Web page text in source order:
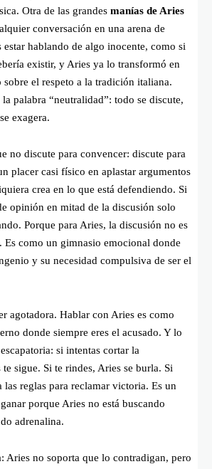
Otra de las grandes manías de Aries
conversación en una arena de
estar hablando de algo inocente, como si
existir, y Aries ya lo transformó en
el respeto a la tradición italiana.
palabra “neutralidad”: todo se discute,
exagera.
no discute para convencer: discute para
placer casi físico en aplastar argumentos
crea en lo que está defendiendo. Si
opinión en mitad de la discusión solo
Porque para Aries, la discusión no es
Es como un gimnasio emocional donde
y su necesidad compulsiva de ser el
agotadora. Hablar con Aries es como
donde siempre eres el acusado. Y lo
si intentas cortar la
sigue. Si te rindes, Aries se burla. Si
las reglas para reclamar victoria. Es un
porque Aries no está buscando
adrenalina.
Aries no soporta que lo contradigan, pero